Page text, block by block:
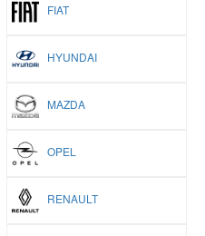
FIAT
HYUNDAI
MAZDA
OPEL
RENAULT